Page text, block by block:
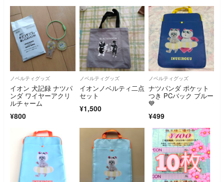
ノベルティグッズ
イオン 犬記録 ナツパ
ンダ ワイヤーアクリ
ルチャーム
¥800
ノベルティグッズ
イオンノベルティ二点
セット
¥1,500
ノベルティグッズ
ナツパンダ ポケット
つき PCバック ブルー
💙
¥499